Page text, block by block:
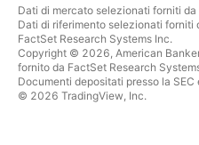
Dati di mercato selezionati forniti da
Dati di riferimento selezionati
FactSet Research Systems Inc.
Copyright © 2026, American
fornito da FactSet Research
Documenti depositati presso la
© 2026 TradingView, Inc.